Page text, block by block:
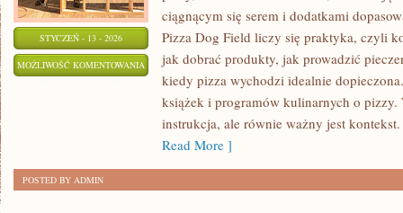
STYCZEŃ - 13 - 2026
MOŻLIWOŚĆ KOMENTOWANIA PIZZERIE
EUROPIE
ciągnącym się serem i dodatkami
Pizza Dog Field liczy się praktyka, czyli
jak dobrać produkty, jak prowadzić
kiedy pizza wychodzi idealnie
książek i programów kulinarnych o pizzy.
instrukcja, ale równie ważny jest
Read More ]
POSTED BY ADMIN